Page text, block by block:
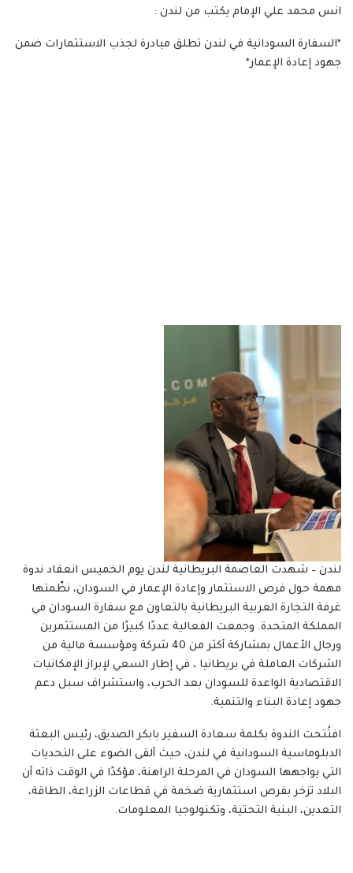
انس محمد علي الإمام يكتب من لندن :
*السفارة السودانية في لندن تطلق مبادرة لجذب الاستثمارات ضمن
جهود إعادة الإعمار*
لندن – شهدت العاصمة البريطانية لندن يوم الخميس انعقاد ندوة
مهمة حول فرص الاستثمار وإعادة الإعمار في السودان، نظّمتها
غرفة التجارة العربية البريطانية بالتعاون مع سفارة السودان في
المملكة المتحدة. وجمعت الفعالية عددًا كبيرًا من المستثمرين
ورجال الأعمال بمشاركة أكثر من 40 شركة ومؤسسة مالية من
الشركات العاملة في بريطانيا ، في إطار السعي لإبراز الإمكانيات
الاقتصادية الواعدة للسودان بعد الحرب، واستشراف سبل دعم
جهود إعادة البناء والتنمية.
افتُتحت الندوة بكلمة سعادة السفير بابكر الصديق، رئيس البعثة
الدبلوماسية السودانية في لندن، حيث ألقى الضوء على التحديات
التي يواجهها السودان في المرحلة الراهنة، مؤكدًا في الوقت ذاته أن
البلاد تزخر بفرص استثمارية ضخمة في قطاعات الزراعة، الطاقة،
التعدين، البنية التحتية، وتكنولوجيا المعلومات.